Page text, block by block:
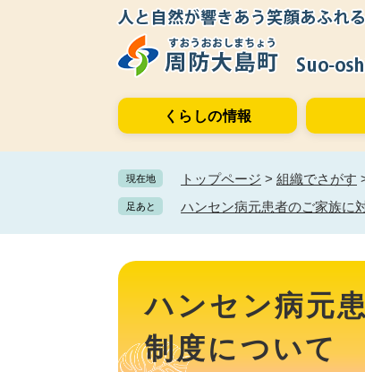
くらしの情報
現在地 トップページ > 組織でさがす
足あと ハンセン病元患者のご家族に
本
ハンセン病元
制度について